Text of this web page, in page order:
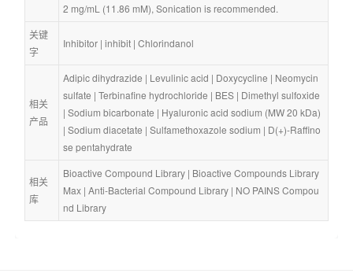
2 mg/mL (11.86 mM), Sonication is recommended.
关键
字
Inhibitor | inhibit | Chlorindanol
相关
产品
Adipic dihydrazide | Levulinic acid | Doxycycline | Neomycin
sulfate | Terbinafine hydrochloride | BES | Dimethyl sulfoxide
| Sodium bicarbonate | Hyaluronic acid sodium (MW 20 kDa)
| Sodium diacetate | Sulfamethoxazole sodium | D(+)-Raffino
se pentahydrate
相关
库
Bioactive Compound Library | Bioactive Compounds Library
Max | Anti-Bacterial Compound Library | NO PAINS Compou
nd Library